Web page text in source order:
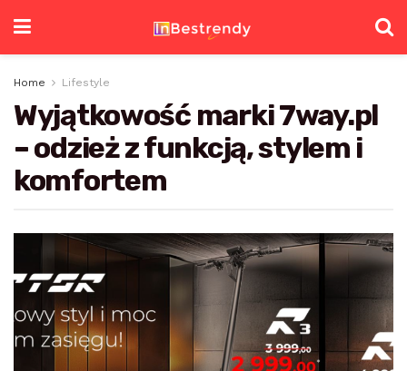
Home Lifestyle
Wyjątkowość marki 7way.pl
– odzież z funkcją, stylem i
komfortem